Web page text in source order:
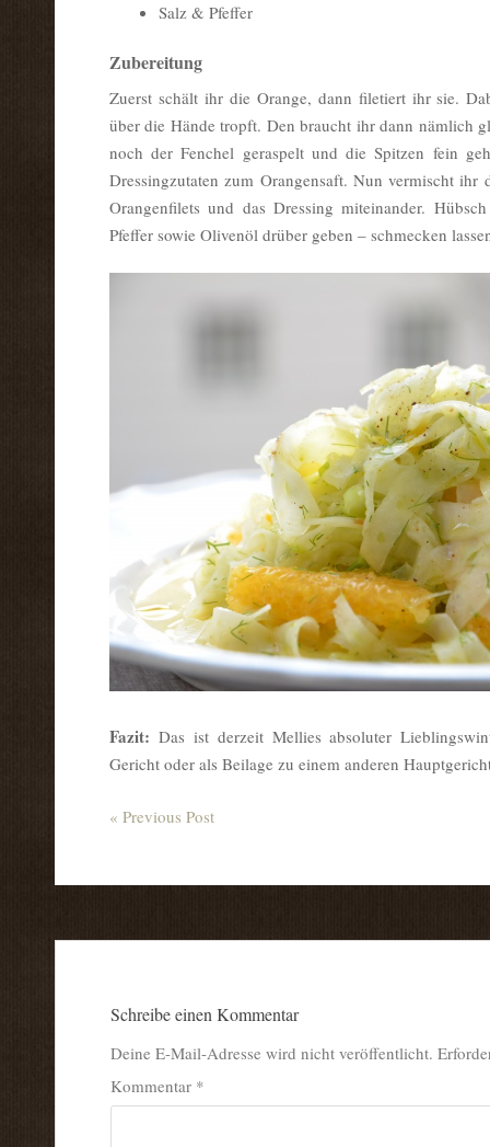
Salz & Pfeffer
Zubereitung
Zuerst schält ihr die Orange, dann filetiert ihr sie.
über die Hände tropft. Den braucht ihr dann nämlich
noch der Fenchel geraspelt und die Spitzen fein
Dressingzutaten zum Orangensaft. Nun vermischt ihr
Orangenfilets und das Dressing miteinander.
Pfeffer sowie Olivenöl drüber geben – schmecken
Fazit: Das ist derzeit Mellies absoluter
Gericht oder als Beilage zu einem anderen
« Previous Post
Schreibe einen Kommentar
Deine E-Mail-Adresse wird nicht veröffentlicht.
Kommentar *